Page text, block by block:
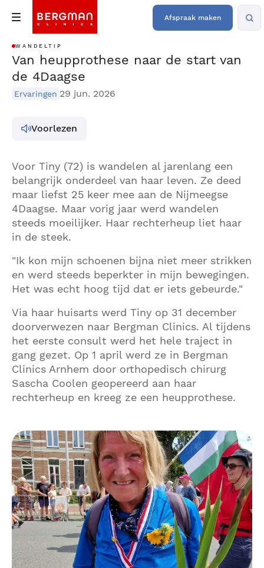
Afspraak maken
WANDELTIP
Van heupprothese naar de start van
de 4Daagse
Ervaringen 29 jun. 2026
Voorlezen
Voor Tiny (72) is wandelen al jarenlang een
belangrijk onderdeel van haar leven. Ze deed
maar liefst 25 keer mee aan de Nijmeegse
4Daagse. Maar vorig jaar werd wandelen
steeds moeilijker. Haar rechterheup liet haar
in de steek.
"Ik kon mijn schoenen bijna niet meer strikken
en werd steeds beperkter in mijn bewegingen.
Het was echt hoog tijd dat er iets gebeurde."
Via haar huisarts werd Tiny op 31 december
doorverwezen naar Bergman Clinics. Al tijdens
het eerste consult werd het hele traject in
gang gezet. Op 1 april werd ze in Bergman
Clinics Arnhem door orthopedisch chirurg
Sascha Coolen geopereerd aan haar
rechterheup en kreeg ze een heupprothese.